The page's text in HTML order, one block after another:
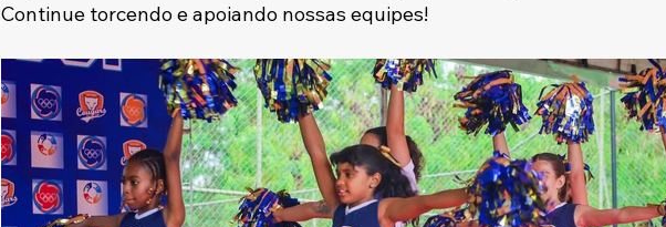
Continue torcendo e apoiando nossas equipes!